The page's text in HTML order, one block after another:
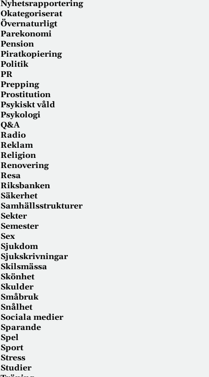
Nyhetsrapportering
Okategoriserat
Övernaturligt
Parekonomi
Pension
Piratkopiering
Politik
PR
Prepping
Prostitution
Psykiskt våld
Psykologi
Q&A
Radio
Reklam
Religion
Renovering
Resa
Riksbanken
Säkerhet
Samhällsstrukturer
Sekter
Semester
Sex
Sjukdom
Sjukskrivningar
Skilsmässa
Skönhet
Skulder
Småbruk
Snålhet
Sociala medier
Sparande
Spel
Sport
Stress
Studier